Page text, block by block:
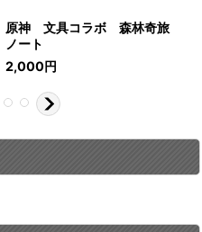
原神 文具コラボ 森林奇旅
ノート
2,000円